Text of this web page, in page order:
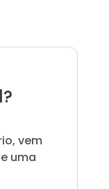
vem
uma